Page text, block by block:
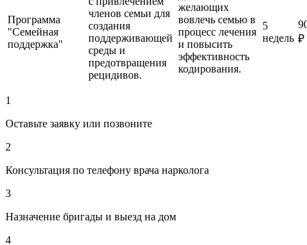
Программа
"Семейная
поддержка"
членов семьи для
создания
поддерживающей
среды и
предотвращения
рецидивов.
желающих
вовлечь семью в
процесс лечения
и повысить
эффективность
кодирования.
5
недель ₽
1
Оставьте заявку или позвоните
2
Консультация по телефону врача нарколога
3
Назначение бригады и выезд на дом
4